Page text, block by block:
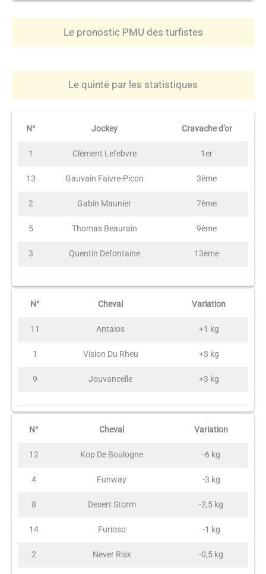
Le pronostic PMU des turfistes
Le quinté par les statistiques
N° Jockey Cravache d’or
1 Clément Lefebvre 1er
13 Gauvain Faivre-Picon 3ème
2 Gabin Maunier 7ème
5 Thomas Beaurain 9ème
3 Quentin Defontaine 13ème
N° Cheval Variation
11 Antaios +1 kg
1 Vision Du Rheu +3 kg
9 Jouvancelle +3 kg
N° Cheval Variation
12 Kop De Boulogne -6 kg
4 Funway -3 kg
8 Desert Storm -2,5 kg
14 Furioso -1 kg
2 Never Risk -0,5 kg